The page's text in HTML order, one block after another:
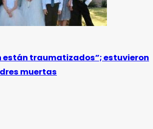
están traumatizados”; estuvieron
muertas